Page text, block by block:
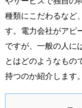
種類にこだわるなど
す。電力会社がアピ
ですが、一般の人に
とはどのようなもの
持つのか紹介します。